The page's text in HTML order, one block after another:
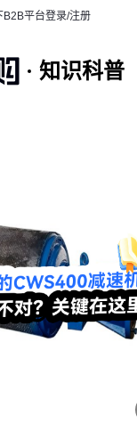
B2B平台登录/注册
知识科普